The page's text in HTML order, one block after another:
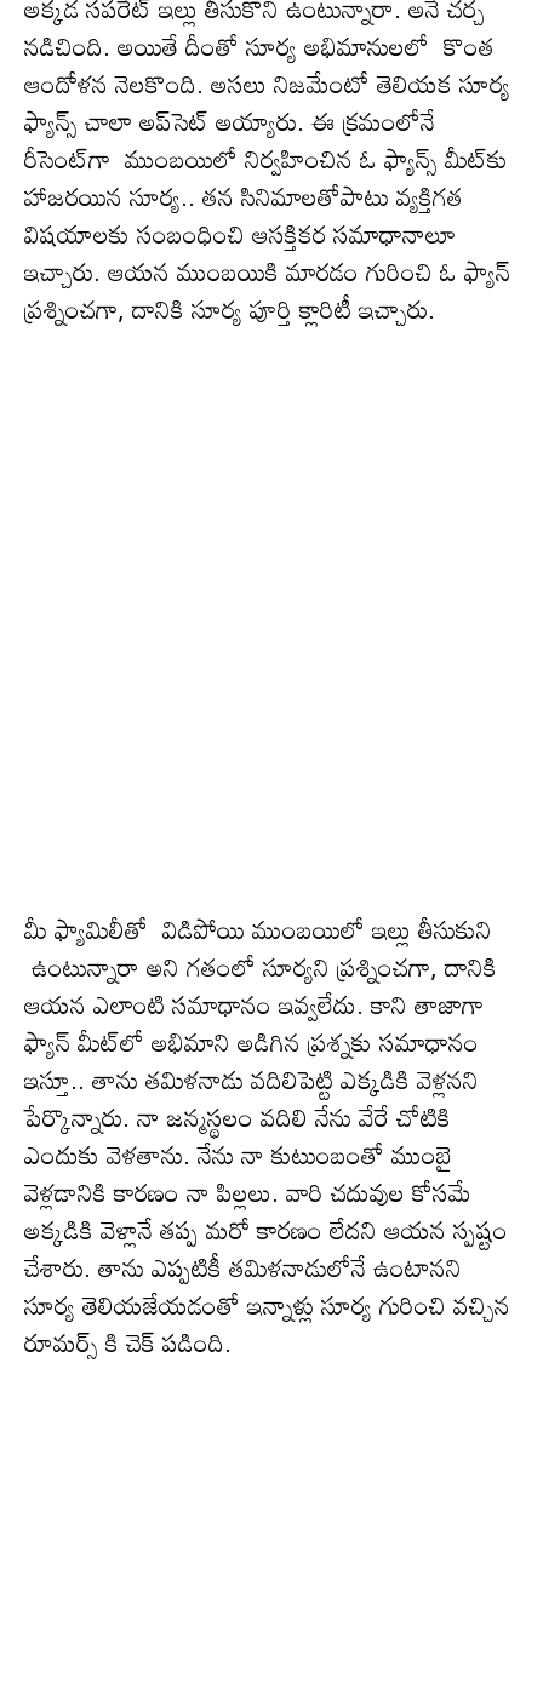
న‌డిచింది. అయితే దీంతో సూర్య అభిమానుల‌లో కొంత
ఆందోళ‌న నెల‌కొంది. అస‌లు నిజ‌మేంటో తెలియ‌క సూర్య
ఫ్యాన్స్ చాలా అప్‌సెట్ అయ్యారు. ఈ క్ర‌మంలోనే
రీసెంట్‌గా ముంబయిలో నిర్వహించిన ఓ ఫ్యాన్స్ మీట్‌కు
హాజరయిన సూర్య‌.. త‌న సినిమాలతోపాటు వ్యక్తిగత
విషయాలకు సంబంధించి ఆస‌క్తిక‌ర సమాధానాలూ
ఇచ్చారు. ఆయన ముంబయికి మారడం గురించి ఓ ఫ్యాన్
ప్ర‌శ్నించ‌గా, దానికి సూర్య పూర్తి క్లారిటీ ఇచ్చారు.
మీ ఫ్యామిలీతో విడిపోయి ముంబయిలో ఇల్లు తీసుకుని
ఉంటున్నారా అని గ‌తంలో సూర్య‌ని ప్ర‌శ్నించ‌గా, దానికి
ఆయ‌న ఎలాంటి స‌మాధానం ఇవ్వ‌లేదు. కాని తాజాగా
ఫ్యాన్ మీట్‌లో అభిమాని అడిగిన ప్ర‌శ్న‌కు స‌మాధానం
ఇస్తూ.. తాను త‌మిళ‌నాడు వ‌దిలిపెట్టి ఎక్క‌డికి వెళ్ల‌న‌ని
పేర్కొన్నారు. నా జ‌న్మ‌స్థ‌లం వ‌దిలి నేను వేరే చోటికి
ఎందుకు వెళ‌తాను. నేను నా కుటుంబంతో ముంబై
వెళ్ల‌డానికి కార‌ణం నా పిల్ల‌లు. వారి చ‌దువుల కోస‌మే
అక్క‌డికి వెళ్లానే తప్ప మ‌రో కార‌ణం లేద‌ని ఆయ‌న స్ప‌ష్టం
చేశారు. తాను ఎప్పటికీ తమిళనాడులోనే ఉంటానని
సూర్య తెలియ‌జేయ‌డంతో ఇన్నాళ్లు సూర్య గురించి వ‌చ్చిన
రూమ‌ర్స్ కి చెక్ ప‌డింది.